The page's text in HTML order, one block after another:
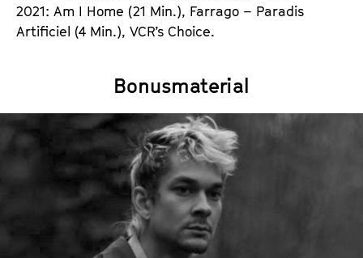
2021: Am I Home (21 Min.), Farrago – Paradis
Artificiel (4 Min.), VCR’s Choice.
Bonusmaterial